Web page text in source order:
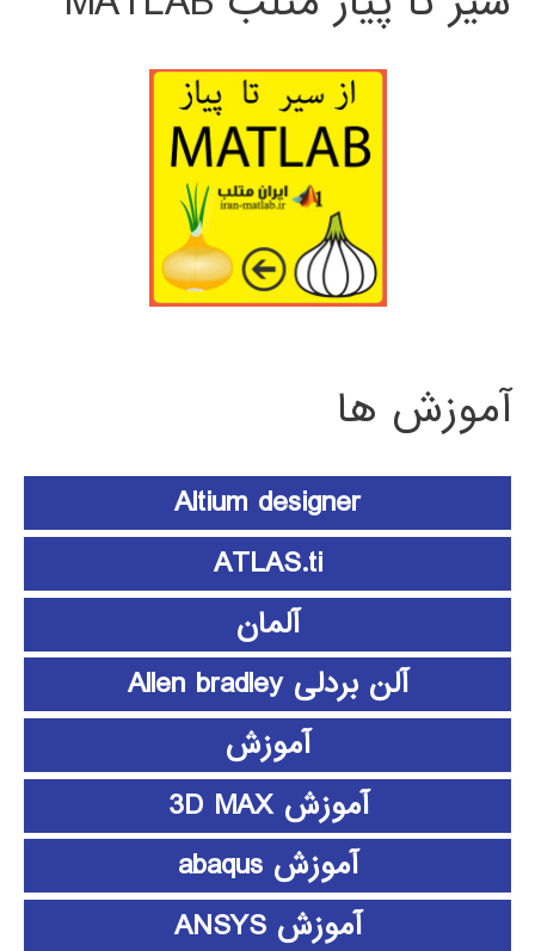
آموزش ها
Altium designer
ATLAS.ti
آلمان
آلن بردلی Allen bradley
آموزش
آموزش 3D MAX
آموزش abaqus
آموزش ANSYS